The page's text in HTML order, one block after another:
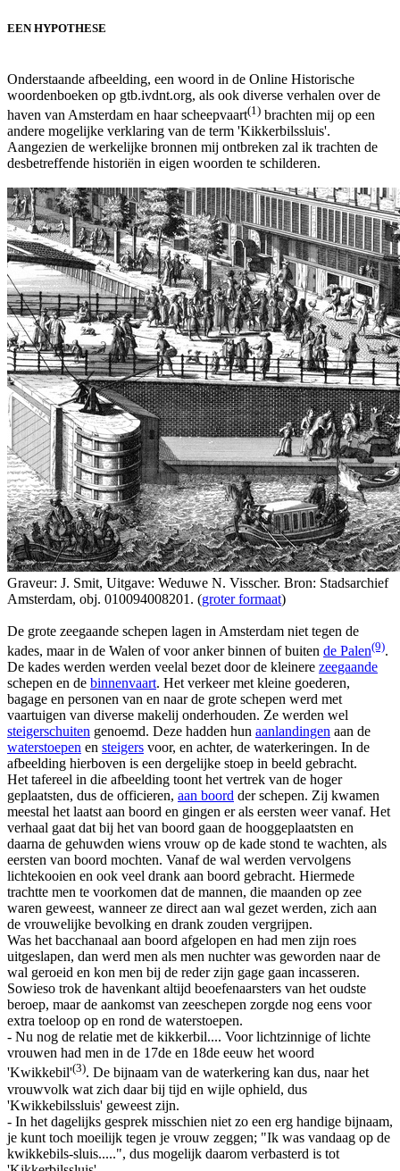
EEN HYPOTHESE
Onderstaande afbeelding, een woord in de Online Historische
woordenboeken op gtb.ivdnt.org, als ook diverse verhalen over de
haven van Amsterdam en haar scheepvaart(1) brachten mij op een
andere mogelijke verklaring van de term 'Kikkerbilssluis'.
Aangezien de werkelijke bronnen mij ontbreken zal ik trachten de
desbetreffende historiën in eigen woorden te schilderen.
Graveur: J. Smit, Uitgave: Weduwe N. Visscher. Bron: Stadsarchief
Amsterdam, obj. 010094008201. (groter formaat)
De grote zeegaande schepen lagen in Amsterdam niet tegen de
kades, maar in de Walen of voor anker binnen of buiten de Palen(9).
De kades werden werden veelal bezet door de kleinere zeegaande
schepen en de binnenvaart. Het verkeer met kleine goederen,
bagage en personen van en naar de grote schepen werd met
vaartuigen van diverse makelij onderhouden. Ze werden wel
steigerschuiten genoemd. Deze hadden hun aanlandingen aan de
waterstoepen en steigers voor, en achter, de waterkeringen. In de
afbeelding hierboven is een dergelijke stoep in beeld gebracht.
Het tafereel in die afbeelding toont het vertrek van de hoger
geplaatsten, dus de officieren, aan boord der schepen. Zij kwamen
meestal het laatst aan boord en gingen er als eersten weer vanaf. Het
verhaal gaat dat bij het van boord gaan de hooggeplaatsten en
daarna de gehuwden wiens vrouw op de kade stond te wachten, als
eersten van boord mochten. Vanaf de wal werden vervolgens
lichtekooien en ook veel drank aan boord gebracht. Hiermede
trachtte men te voorkomen dat de mannen, die maanden op zee
waren geweest, wanneer ze direct aan wal gezet werden, zich aan
de vrouwelijke bevolking en drank zouden vergrijpen.
Was het bacchanaal aan boord afgelopen en had men zijn roes
uitgeslapen, dan werd men als men nuchter was geworden naar de
wal geroeid en kon men bij de reder zijn gage gaan incasseren.
Sowieso trok de havenkant altijd beoefenaarsters van het oudste
beroep, maar de aankomst van zeeschepen zorgde nog eens voor
extra toeloop op en rond de waterstoepen.
- Nu nog de relatie met de kikkerbil.... Voor lichtzinnige of lichte
vrouwen had men in de 17de en 18de eeuw het woord
'Kwikkebil'(3). De bijnaam van de waterkering kan dus, naar het
vrouwvolk wat zich daar bij tijd en wijle ophield, dus
'Kwikkebilssluis' geweest zijn.
- In het dagelijks gesprek misschien niet zo een erg handige bijnaam,
je kunt toch moeilijk tegen je vrouw zeggen; "Ik was vandaag op de
kwikkebils-sluis.....", dus mogelijk daarom verbasterd is tot